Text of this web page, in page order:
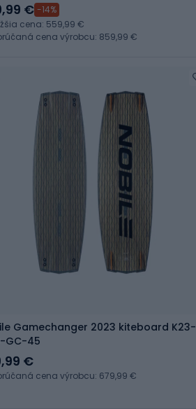
€ -14%
cena: 559,99 €
cena výrobcu: 859,99 €
Gamechanger 2023 kiteboard K23-
GC-45
€
cena výrobcu: 679,99 €